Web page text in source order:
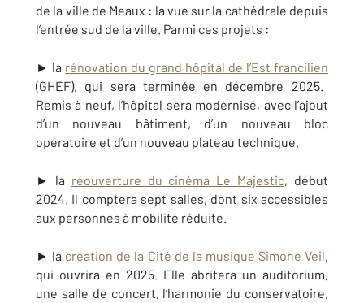
de la ville de Meaux : la vue sur la cathédrale depuis
l’entrée sud de la ville. Parmi ces projets :
► la rénovation du grand hôpital de l’Est francilien
(GHEF), qui sera terminée en décembre 2025.
Remis à neuf, l’hôpital sera modernisé, avec l’ajout
d’un nouveau bâtiment, d’un nouveau bloc
opératoire et d’un nouveau plateau technique.
► la réouverture du cinéma Le Majestic, début
2024. Il comptera sept salles, dont six accessibles
aux personnes à mobilité réduite.
► la création de la Cité de la musique Simone Veil,
qui ouvrira en 2025. Elle abritera un auditorium,
une salle de concert, l’harmonie du conservatoire,